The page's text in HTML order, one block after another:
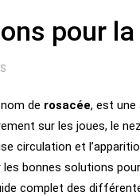
pour
de rosacée, est
sur les joues, le
circulation et
bonnes solutions
complet des